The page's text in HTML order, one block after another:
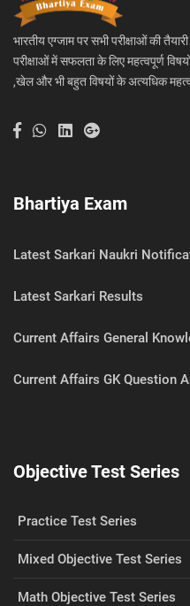
भारतीय एग्जाम पर सभी परीक्षाओं की
परीक्षाओं में सफलता के लिए महत्वपूर्ण
,खेल और भी बहुत विषयों के अत्यधिक
Bhartiya Exam
Latest Sarkari Naukri
Latest Sarkari Results
Current Affairs General
Current Affairs GK Question
Objective Test Series
Practice Test Series
Mixed Objective Test Series
Math Objective Test Series